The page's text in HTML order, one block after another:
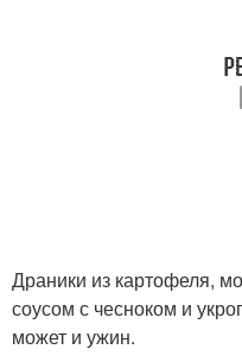
Соус из слив
Драники из картофеля,
соусом с чесноком и
может и ужин.